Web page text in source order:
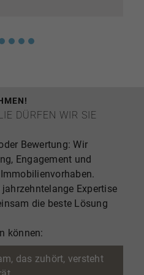
2025 -
Unsere geprüften
nach:
Köln, Bonn,
in guten bis sehr
und
Ihre Immobilie mit der
effizient und mit
Wunsch auch diskret –
DÜRFEN WIR SIE
Bewertung: Wir
Engagement und
Expertise
die beste Lösung
können:
das zuhört, versteht